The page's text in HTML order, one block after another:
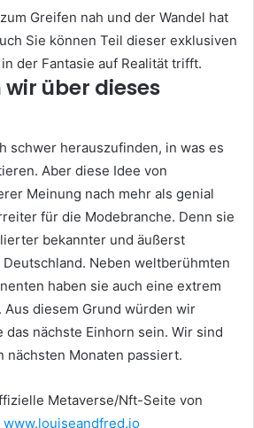
Greifen nah und der Wandel hat
Sie können Teil dieser exklusiven
der Fantasie auf Realität trifft.
über dieses
schwer herauszufinden, in was es
Aber diese Idee von
Meinung nach mehr als genial
für die Modebranche. Denn sie
bekannter und äußerst
Neben weltberühmten
haben sie auch eine extrem
Aus diesem Grund würden wir
das nächste Einhorn sein. Wir sind
nächsten Monaten passiert.
Metaverse/Nft-Seite von
www.louiseandfred.io